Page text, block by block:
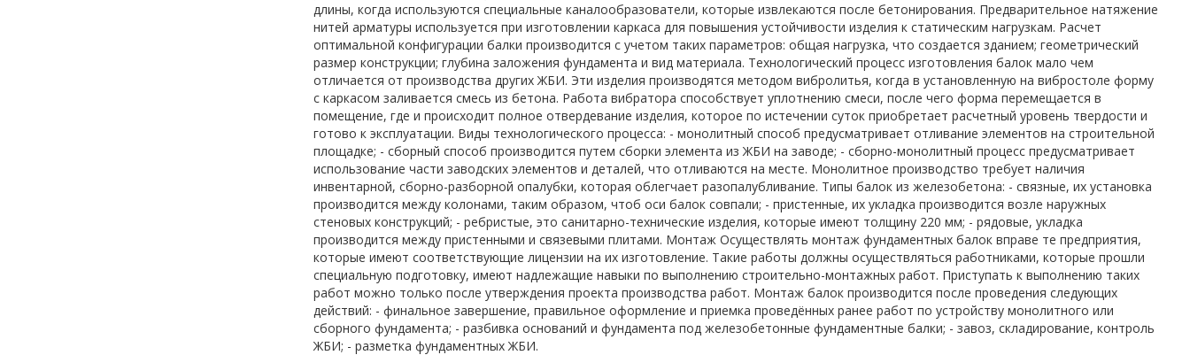
длины, когда используются специальные каналообразователи, которые извлекаются после бетонирования. Предварительное натяжение
нитей арматуры используется при изготовлении каркаса для повышения устойчивости изделия к статическим нагрузкам. Расчет
оптимальной конфигурации балки производится с учетом таких параметров: общая нагрузка, что создается зданием; геометрический
размер конструкции; глубина заложения фундамента и вид материала. Технологический процесс изготовления балок мало чем
отличается от производства других ЖБИ. Эти изделия производятся методом вибролитья, когда в установленную на вибростоле форму
с каркасом заливается смесь из бетона. Работа вибратора способствует уплотнению смеси, после чего форма перемещается в
помещение, где и происходит полное отвердевание изделия, которое по истечении суток приобретает расчетный уровень твердости и
готово к эксплуатации. Виды технологического процесса: - монолитный способ предусматривает отливание элементов на строительной
площадке; - сборный способ производится путем сборки элемента из ЖБИ на заводе; - сборно-монолитный процесс предусматривает
использование части заводских элементов и деталей, что отливаются на месте. Монолитное производство требует наличия
инвентарной, сборно-разборной опалубки, которая облегчает разопалубливание. Типы балок из железобетона: - связные, их установка
производится между колонами, таким образом, чтоб оси балок совпали; - пристенные, их укладка производится возле наружных
стеновых конструкций; - ребристые, это санитарно-технические изделия, которые имеют толщину 220 мм; - рядовые, укладка
производится между пристенными и связевыми плитами. Монтаж Осуществлять монтаж фундаментных балок вправе те предприятия,
которые имеют соответствующие лицензии на их изготовление. Такие работы должны осуществляться работниками, которые прошли
специальную подготовку, имеют надлежащие навыки по выполнению строительно-монтажных работ. Приступать к выполнению таких
работ можно только после утверждения проекта производства работ. Монтаж балок производится после проведения следующих
действий: - финальное завершение, правильное оформление и приемка проведённых ранее работ по устройству монолитного или
сборного фундамента; - разбивка оснований и фундамента под железобетонные фундаментные балки; - завоз, складирование, контроль
ЖБИ; - разметка фундаментных ЖБИ.